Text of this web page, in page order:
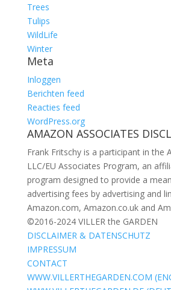
Trees
Tulips
WildLife
Winter
Meta
Inloggen
Berichten feed
Reacties feed
WordPress.org
AMAZON ASSOCIATES
Frank Fritschy is a participant in the
LLC/EU Associates Program, an
program designed to provide a
advertising fees by advertising and
Amazon.com, Amazon.co.uk and
©2016-2024 VILLER the GARDEN
DISCLAIMER & DATENSCHUTZ
IMPRESSUM
CONTACT
WWW.VILLERTHEGARDEN.COM